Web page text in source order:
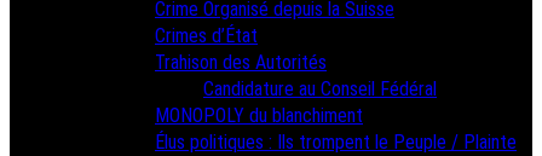
Crime Organisé depuis la Suisse
Crimes d’État
Trahison des Autorités
Candidature au Conseil Fédéral
MONOPOLY du blanchiment
Élus politiques : Ils trompent le Peuple / Plainte